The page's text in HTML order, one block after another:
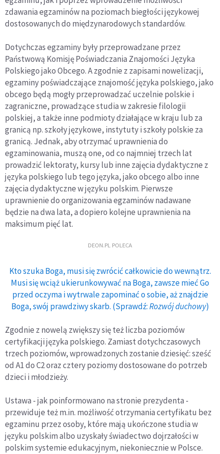
zdawania egzaminów na poziomach biegłości językowej
dostosowanych do międzynarodowych standardów.
Dotychczas egzaminy były przeprowadzane przez
Państwową Komisję Poświadczania Znajomości Języka
Polskiego jako Obcego. A zgodnie z zapisami nowelizacji,
egzaminy poświadczające znajomość języka polskiego, jako
obcego będą mogły przeprowadzać uczelnie polskie i
zagraniczne, prowadzące studia w zakresie filologii
polskiej, a także inne podmioty działające w kraju lub za
granicą np. szkoły językowe, instytuty i szkoły polskie za
granicą. Jednak, aby otrzymać uprawnienia do
egzaminowania, muszą one, od co najmniej trzech lat
prowadzić lektoraty, kursy lub inne zajęcia dydaktyczne z
języka polskiego lub tego języka, jako obcego albo inne
zajęcia dydaktyczne w języku polskim. Pierwsze
uprawnienie do organizowania egzaminów nadawane
będzie na dwa lata, a dopiero kolejne uprawnienia na
maksimum pięć lat.
DEON.PL POLECA
Kto szuka Boga, musi się zwrócić całkowicie do wewnątrz.
Musi się wciąż ukierunkowywać na Boga, zawsze mieć Go
przed oczyma i wytrwale zapominać o sobie, aż znajdzie
Boga, swój prawdziwy skarb. (Sprawdź:Rozwój duchowy)
Zgodnie z nowelą zwiększy się też liczba poziomów
certyfikacji języka polskiego. Zamiast dotychczasowych
trzech poziomów, wprowadzonych zostanie dziesięć: sześć
od A1 do C2 oraz cztery poziomy dostosowane do potrzeb
dzieci i młodzieży.
Ustawa - jak poinformowano na stronie prezydenta -
przewiduje też m.in. możliwość otrzymania certyfikatu bez
egzaminu przez osoby, które mają ukończone studia w
języku polskim albo uzyskały świadectwo dojrzałości w
polskim systemie edukacyjnym, niekoniecznie w Polsce.